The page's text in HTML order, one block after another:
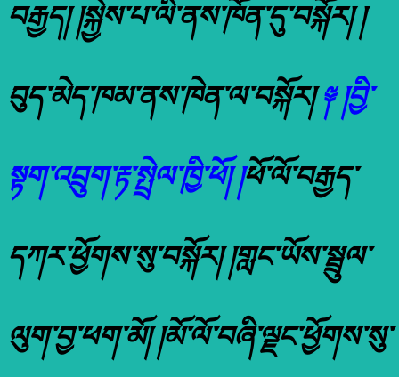
བརྒྱད། །སྐྱེས་པ་ལི་ནས་ཁོན་དུ་བསྐོར། །
བུད་མེད་ཁམ་ནས་ཁེན་ལ་བསྐོར།༈ །བྱི་
སྟག་འབྲུག་རྟ་སྤྲེལ་ཁྱི་ཕོ། །ཕོ་ལོ་བརྒྱད་
དཀར་ཕྱོགས་སུ་བསྐོར། །གླང་ཡོས་སྦྲུལ་
ལུག་བྱ་ཕག་མོ། །མོ་ལོ་བཞི་ལྗང་ཕྱོགས་སུ་